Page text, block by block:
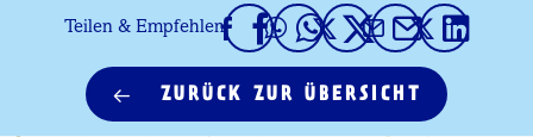
ZURÜCK ZUR ÜBERSICHT
Teilen & Empfehlen